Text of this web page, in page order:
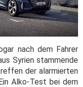
nach dem Fahrer
Syrien stammende
der alarmierten
Alko-Test bei dem